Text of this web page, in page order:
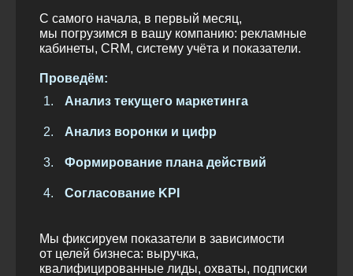
С самого начала, в первый месяц,
мы погрузимся в вашу компанию: рекламные
кабинеты, CRM, систему учёта и показатели.
Проведём:
Анализ текущего маркетинга
Анализ воронки и цифр
Формирование плана действий
Согласование KPI
Мы фиксируем показатели в зависимости
от целей бизнеса: выручка,
квалифицированные лиды, охваты, подписки